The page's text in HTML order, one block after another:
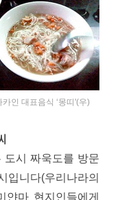
인 대표음식 ‘몽띠'(우)
시 짜욱도를 방문
입니다(우리나라의
얀마 현지인들에게